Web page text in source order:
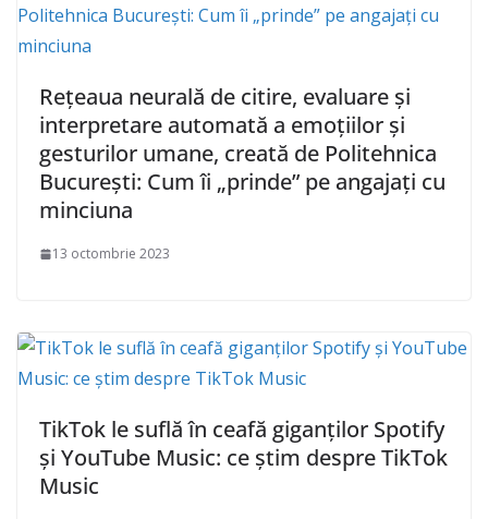
Rețeaua neurală de citire, evaluare și
interpretare automată a emoțiilor și
gesturilor umane, creată de Politehnica
București: Cum îi „prinde” pe angajați cu
minciuna
13 octombrie 2023
TikTok le suflă în ceafă giganților Spotify
și YouTube Music: ce știm despre TikTok
Music